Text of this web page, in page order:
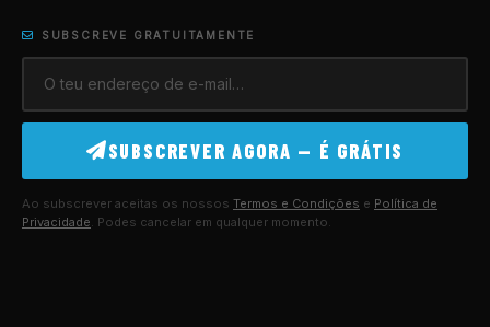
SUBSCREVE GRATUITAMENTE
SUBSCREVER AGORA — É GRÁTIS
Ao subscrever aceitas os nossos Termos e Condições e Política de
Privacidade . Podes cancelar em qualquer momento.